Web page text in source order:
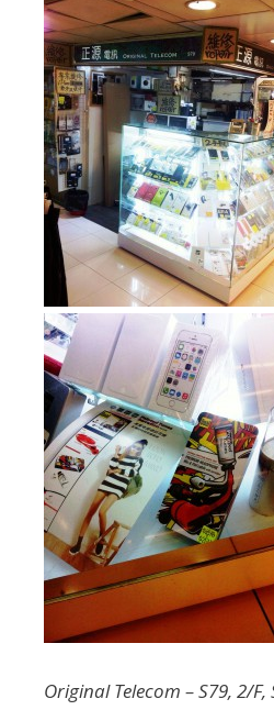
Original Telecom – S79, 2/F,